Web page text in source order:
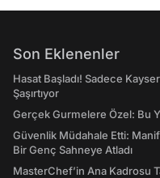
Son Eklenenler
Hasat Başladı! Sadece
Şaşırtıyor
Gerçek Gurmelere Özel: Bu
Güvenlik Müdahale Etti:
Bir Genç Sahneye Atladı
MasterChef’in Ana Kadrosu